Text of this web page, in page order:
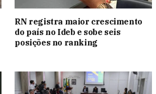
RN registra maior crescimento
do país no Ideb e sobe seis
posições no ranking